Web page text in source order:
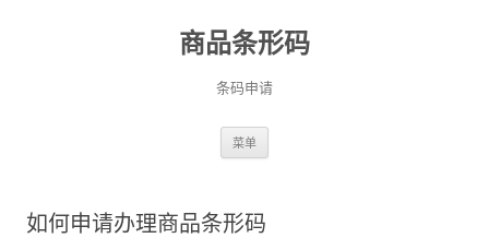
商品条形码
条码申请
菜单
如何申请办理商品条形码